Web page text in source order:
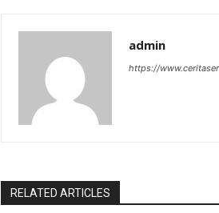
admin
https://
RELATED ARTICLES